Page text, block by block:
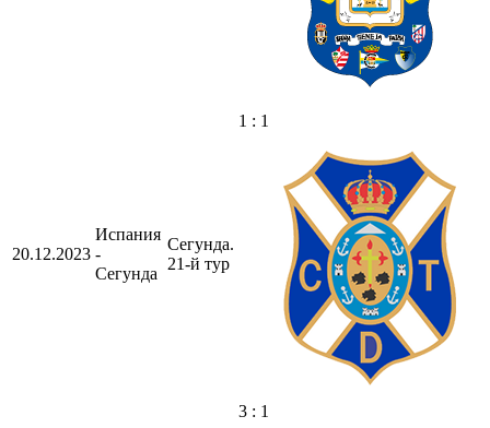
20.12.2023
Испания
-
Сегунда
Сегунда.
21-й тур
1 : 1
3 : 1